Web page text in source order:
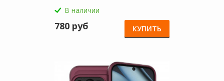
В наличии
780 руб КУПИТЬ